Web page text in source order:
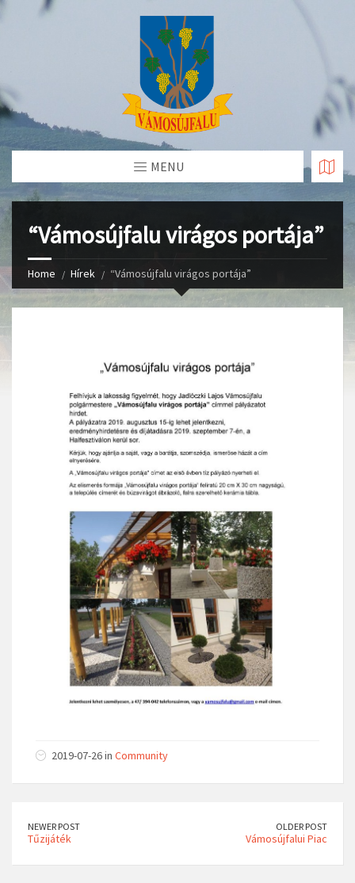
Skip
MENU
“Vámosújfalu virágos portája”
Home Hírek “Vámosújfalu virágos portája”
2019-07-26 in Community
NEWER POST
Tűzijáték
OLDER POST
Vámosújfalui Piac